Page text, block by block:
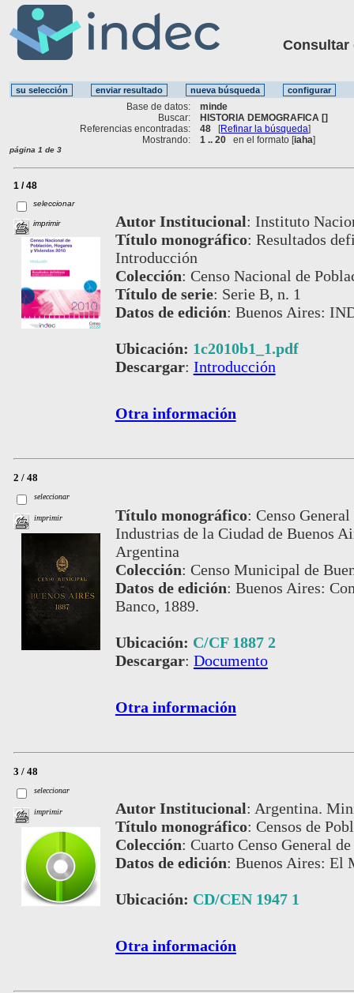
Consultar
Base de datos:
minde
Buscar:
HISTORIA DEMOGRAFICA []
Referencias encontradas:
48 [Refinar la búsqueda]
Mostrando:
1 .. 20 en el formato [iaha]
página 1 de 3
1 / 48
seleccionar
imprimir Autor Institucional: Instituto
Título monográfico: Resultados
Introducción
Colección: Censo Nacional de
Título de serie: Serie B, n. 1
Datos de edición: Buenos Aires:
Ubicación: 1c2010b1_1.pdf
Descargar: Introducción
Otra información
2 / 48
seleccionar
imprimir Título monográfico: Censo
Industrias de la Ciudad de Buenos
Argentina
Colección: Censo Municipal de
Datos de edición: Buenos Aires:
Banco, 1889.
Ubicación: C/CF 1887 2
Descargar: Documento
Otra información
3 / 48
seleccionar
imprimir Autor Institucional: Argentina.
Título monográfico: Censos de
Colección: Cuarto Censo General
Datos de edición: Buenos Aires: El
Ubicación: CD/CEN 1947 1
Otra información